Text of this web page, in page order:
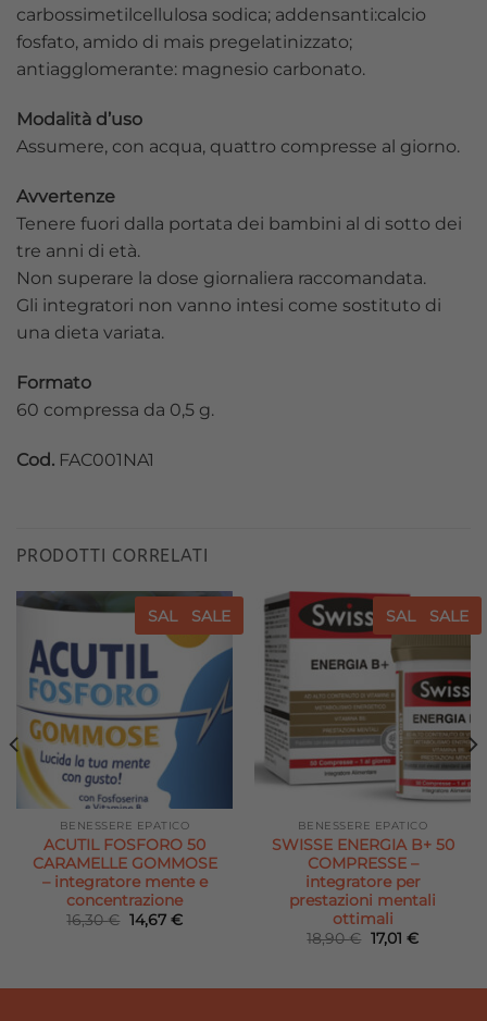
carbossimetilcellulosa sodica; addensanti:calcio
fosfato, amido di mais pregelatinizzato;
antiagglomerante: magnesio carbonato.
Modalità d’uso
Assumere, con acqua, quattro compresse al giorno.
Avvertenze
Tenere fuori dalla portata dei bambini al di sotto dei
tre anni di età.
Non superare la dose giornaliera raccomandata.
Gli integratori non vanno intesi come sostituto di
una dieta variata.
Formato
60 compressa da 0,5 g.
Cod. FAC001NA1
PRODOTTI CORRELATI
SALE SALE
Aggiungi
alla lista
dei
desideri
BENESSERE EPATICO
ACUTIL FOSFORO 50
CARAMELLE GOMMOSE
– integratore mente e
concentrazione
16,30€ Il
prezzo
14,67 €Il
SALE SALE
alla lista
dei
desideri
BENESSERE EPATICO
SWISSE ENERGIA B+ 50
COMPRESSE –
integratore per
prestazioni mentali
ottimali
18,90€ Il
prezzo
18,90 €.
17,01 €Il
17,01 €.